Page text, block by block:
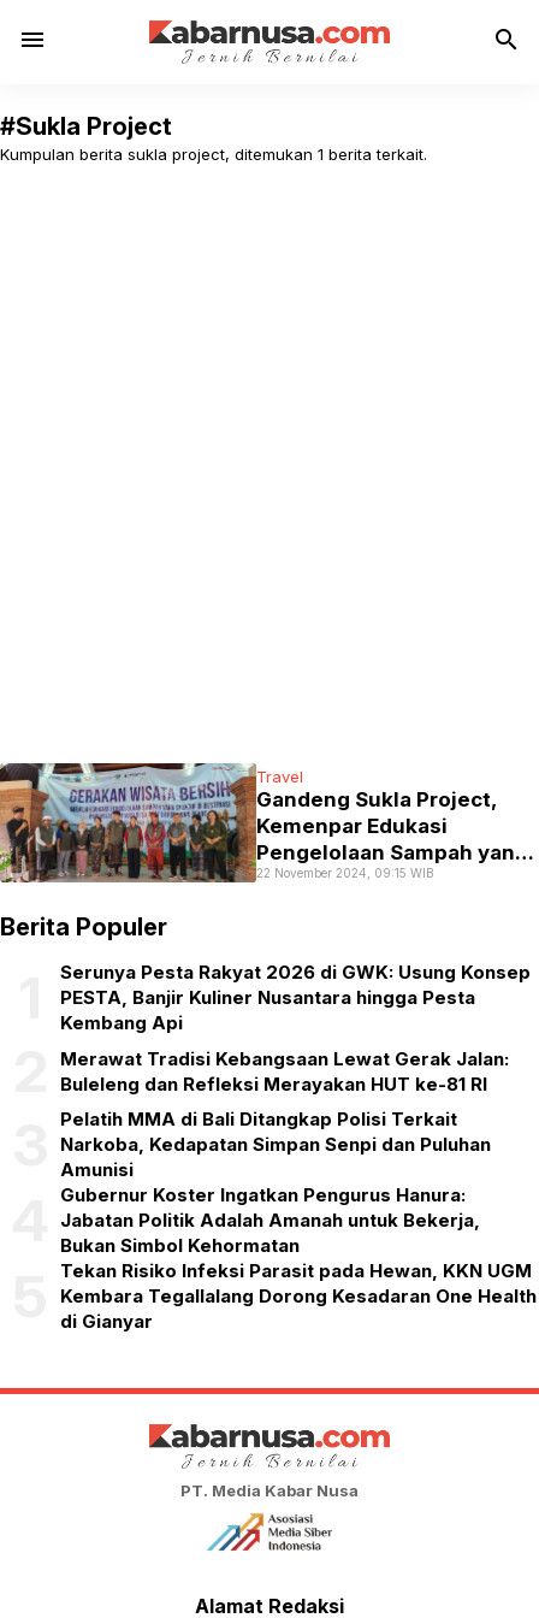
menu search
#Sukla Project
Kumpulan berita sukla project, ditemukan 1 berita terkait.
Travel
Gandeng Sukla Project,
Kemenpar Edukasi
Pengelolaan Sampah yang
Efektif Menuju Desa Adat
22 November 2024, 09:15 WIB
Berita Populer
Serunya Pesta Rakyat 2026 di GWK: Usung Konsep
PESTA, Banjir Kuliner Nusantara hingga Pesta
Kembang Api
Merawat Tradisi Kebangsaan Lewat Gerak Jalan:
Buleleng dan Refleksi Merayakan HUT ke-81 RI
Pelatih MMA di Bali Ditangkap Polisi Terkait
Narkoba, Kedapatan Simpan Senpi dan Puluhan
Amunisi
Gubernur Koster Ingatkan Pengurus Hanura:
Jabatan Politik Adalah Amanah untuk Bekerja,
Bukan Simbol Kehormatan
Tekan Risiko Infeksi Parasit pada Hewan, KKN UGM
Kembara Tegallalang Dorong Kesadaran One Health
di Gianyar
PT. Media Kabar Nusa
Alamat Redaksi